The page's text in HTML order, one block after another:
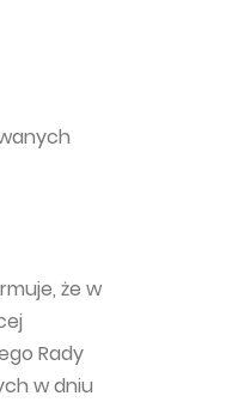
że w
Rady
w dniu